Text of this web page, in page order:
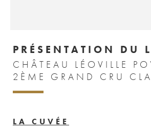
PRÉSENTATION DU
CHÂTEAU LÉOVILLE
LA CUVÉE